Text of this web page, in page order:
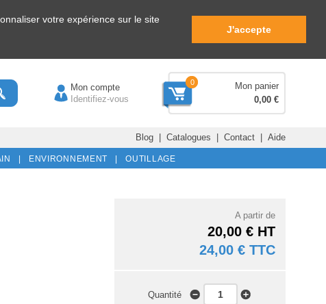
votre expérience sur le site
J'accepte
Mon compte
Identifiez-vous
0
Mon panier
0,00 €
Blog| Catalogues | Contact| Aide
| ENVIRONNEMENT | OUTILLAGE
A partir de
20,00 € HT
24,00 € TTC
Quantité